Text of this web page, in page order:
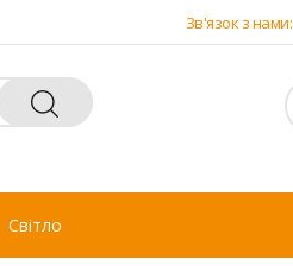
Зв'язок з нами:
Світло